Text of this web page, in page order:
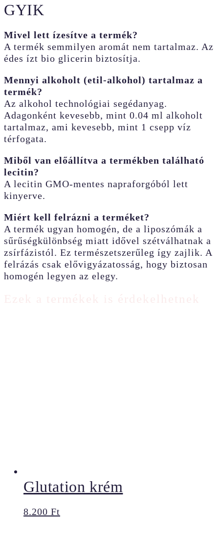
GYIK
Mivel lett ízesítve a termék?
A termék semmilyen aromát nem tartalmaz. Az
édes ízt bio glicerin biztosítja.
Mennyi alkoholt (etil-alkohol) tartalmaz a
termék?
Az alkohol technológiai segédanyag.
Adagonként kevesebb, mint 0.04 ml alkoholt
tartalmaz, ami kevesebb, mint 1 csepp víz
térfogata.
Miből van előállítva a termékben található
lecitin?
A lecitin GMO-mentes napraforgóból lett
kinyerve.
Miért kell felrázni a terméket?
A termék ugyan homogén, de a liposzómák a
sűrűségkülönbség miatt idővel szétválhatnak a
zsírfázistól. Ez természetszerűleg így zajlik. A
felrázás csak elővigyázatosság, hogy biztosan
homogén legyen az elegy.
Glutation krém
8.200 Ft